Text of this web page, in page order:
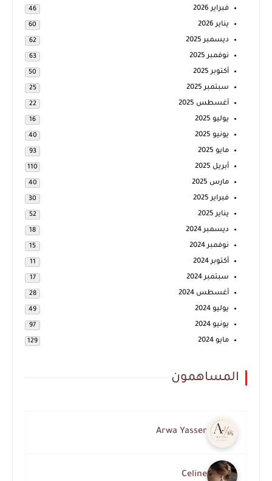
فبراير 2026 46
يناير 2026 60
ديسمبر 2025 62
نوفمبر 2025 63
أكتوبر 2025 50
سبتمبر 2025 25
أغسطس 2025 22
يوليو 2025 16
يونيو 2025 40
مايو 2025 93
أبريل 2025 110
مارس 2025 40
فبراير 2025 30
يناير 2025 52
ديسمبر 2024 18
نوفمبر 2024 15
أكتوبر 2024 11
سبتمبر 2024 17
أغسطس 2024 28
يوليو 2024 49
يونيو 2024 97
مايو 2024 129
المساهمون
Arwa Yasser
Celine